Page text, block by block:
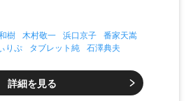
樹 木村敬一 浜口京子 番家天嵩
りぷ タブレット純 石澤典夫
詳細を見る